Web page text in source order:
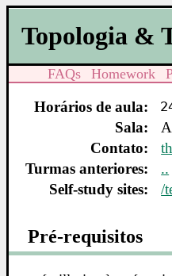
Topologia &
FAQs Homework
Horários de aula:
Sala:
Contato:
Turmas anteriores:
..
Self-study sites:
/
Pré-requisitos